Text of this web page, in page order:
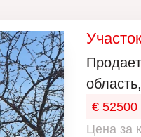
€ 52500
Цена за